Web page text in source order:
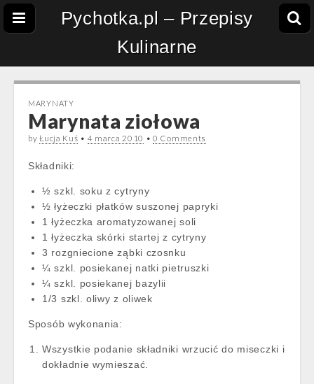
Pychotka.pl – Przepisy
Kulinarne
MARYNATY
Marynata ziołowa
byŁucja Kuś • 4 marca 2010 •0 Comments
Składniki:
½ szkl. soku z cytryny
½ łyżeczki płatków suszonej papryki
1 łyżeczka aromatyzowanej soli
1 łyżeczka skórki startej z cytryny
3 rozgniecione ząbki czosnku
¼ szkl. posiekanej natki pietruszki
¼ szkl. posiekanej bazylii
1/3 szkl. oliwy z oliwek
Sposób wykonania:
Wszystkie podanie składniki wrzucić do miseczki i
dokładnie wymieszać.